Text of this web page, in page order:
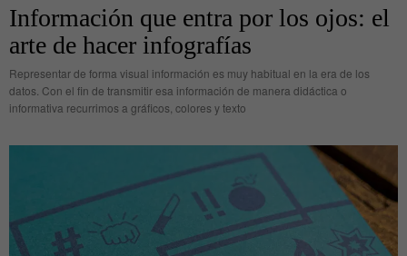
Información que entra por los ojos: el
arte de hacer infografías
Representar de forma visual información es muy habitual en la era de los
datos. Con el fin de transmitir esa información de manera didáctica o
informativa recurrimos a gráficos, colores y texto